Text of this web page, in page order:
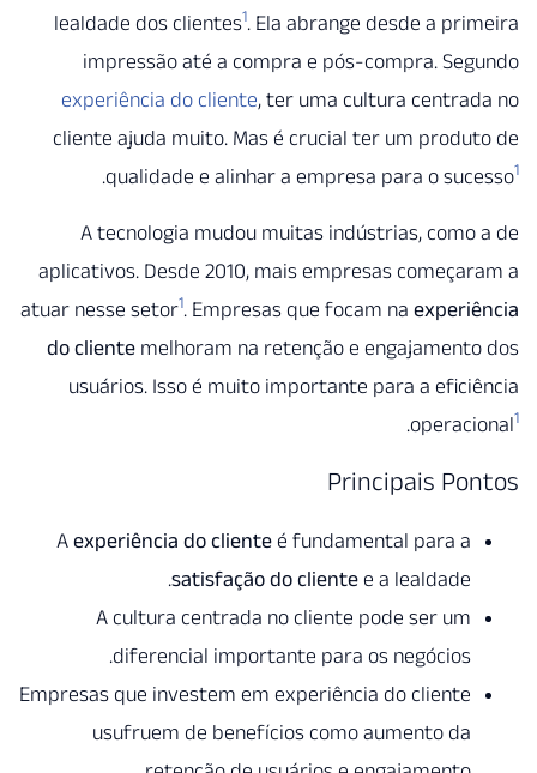
lealdade dos clientes1. Ela abrange desde a
impressão até a compra e pós-compra.
experiência do cliente, ter uma cultura
cliente ajuda muito. Mas é crucial ter um
qualidade e alinhar a empresa para o
.
A tecnologia mudou muitas indústrias,
aplicativos. Desde 2010, mais empresas
atuar nesse setor1. Empresas que focam na
do clientemelhoram na retenção e
usuários. Isso é muito importante para a
.
Principais
Aexperiência do clienteé fundamental para a
satisfação do clientee a lealdade.
A cultura centrada no cliente pode ser um
diferencial importante para os negócios.
Empresas que investem em experiência do cliente
usufruem de benefícios como aumento da